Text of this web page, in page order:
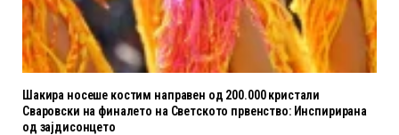
Шакира носеше костим направен од 200.000 кристали
Сваровски на финалето на Светското првенство: Инспирирана
од зајдисонцето